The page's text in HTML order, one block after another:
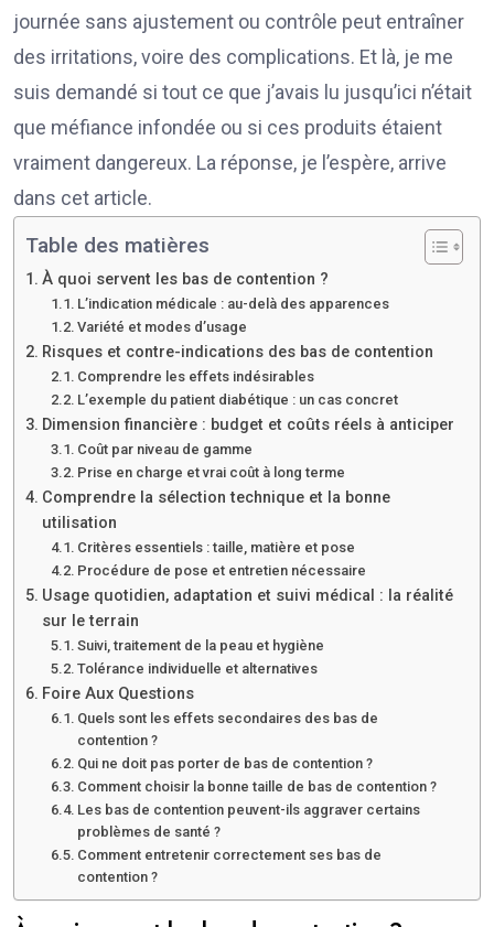
journée sans ajustement ou contrôle peut entraîner
des irritations, voire des complications. Et là, je me
suis demandé si tout ce que j’avais lu jusqu’ici n’était
que méfiance infondée ou si ces produits étaient
vraiment dangereux. La réponse, je l’espère, arrive
dans cet article.
Table des matières
À quoi servent les bas de contention ?
L’indication médicale : au-delà des apparences
Variété et modes d’usage
Risques et contre-indications des bas de contention
Comprendre les effets indésirables
L’exemple du patient diabétique : un cas concret
Dimension financière : budget et coûts réels à anticiper
Coût par niveau de gamme
Prise en charge et vrai coût à long terme
Comprendre la sélection technique et la bonne
utilisation
Critères essentiels : taille, matière et pose
Procédure de pose et entretien nécessaire
Usage quotidien, adaptation et suivi médical : la réalité
sur le terrain
Suivi, traitement de la peau et hygiène
Tolérance individuelle et alternatives
Foire Aux Questions
Quels sont les effets secondaires des bas de
contention ?
Qui ne doit pas porter de bas de contention ?
Comment choisir la bonne taille de bas de contention ?
Les bas de contention peuvent-ils aggraver certains
problèmes de santé ?
Comment entretenir correctement ses bas de
contention ?